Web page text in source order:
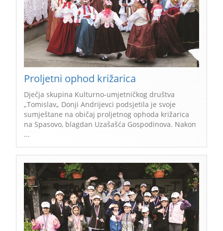
Proljetni ophod križarica
Dječja skupina Kulturno-umjetničkog društva
„Tomislav„ Donji Andrijevci podsjetila je svoje
sumještane na običaj proljetnog ophoda križarica
na Spasovo, blagdan Uzašašća Gospodinova. Nakon
...